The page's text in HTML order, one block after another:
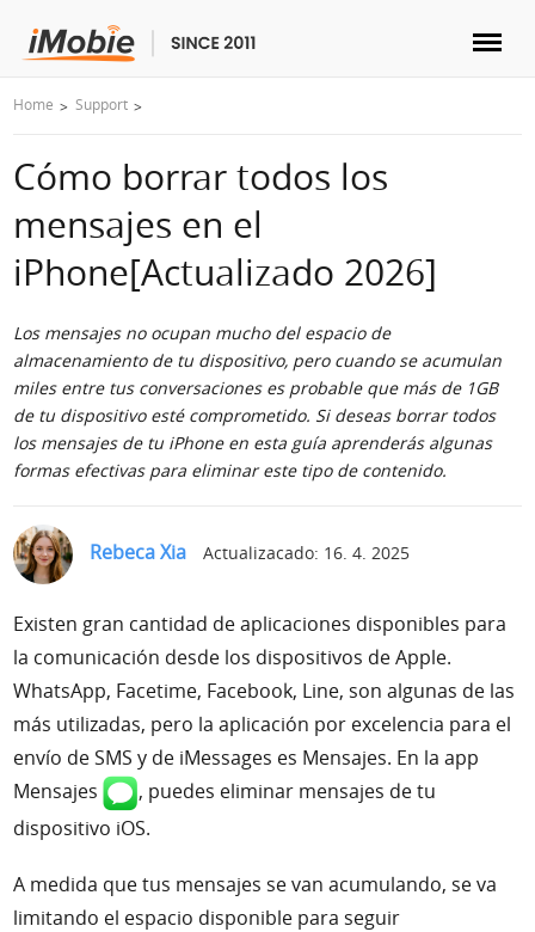
Desbloquear & Recuperar
Transferir
Multimedia
Utilidades
Solutions
Tienda
Soporte
Idioma
Home Support
Cómo borrar todos los
mensajes en el
iPhone[Actualizado 2026]
Los mensajes no ocupan mucho del espacio de
almacenamiento de tu dispositivo, pero cuando se acumulan
miles entre tus conversaciones es probable que más de 1GB
de tu dispositivo esté comprometido. Si deseas borrar todos
los mensajes de tu iPhone en esta guía aprenderás algunas
formas efectivas para eliminar este tipo de contenido.
Rebeca Xia Actualizacado: 16. 4. 2025
Existen gran cantidad de aplicaciones disponibles para
la comunicación desde los dispositivos de Apple.
WhatsApp, Facetime, Facebook, Line, son algunas de las
más utilizadas, pero la aplicación por excelencia para el
envío de SMS y de iMessages es Mensajes. En la app
Mensajes
, puedes eliminar mensajes de tu
dispositivo iOS.
A medida que tus mensajes se van acumulando, se va
limitando el espacio disponible para seguir